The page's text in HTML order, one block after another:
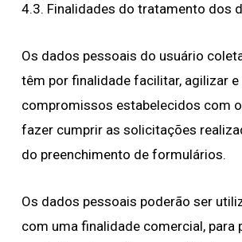
4.3. Finalidades do tratamento dos
Os dados pessoais do usuário
têm por finalidade facilitar, agilizar
compromissos estabelecidos com
fazer cumprir as solicitações
do preenchimento de formulários.
Os dados pessoais poderão ser
com uma finalidade comercial, para